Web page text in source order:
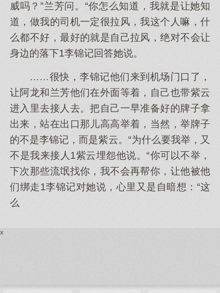
威吗？”兰芳问。“你怎么知道，我就是让她知
道，做我的司机一定很拉风，我这个人嘛，什
么都不好，最好的就是自己拉风，绝对不会让
身边的落下1李锦记回答她说。
……很快，李锦记他们来到机场门口了，
让阿龙和兰芳他们在外面等着，自己也带紫云
进入里去接人去。把自己一早准备好的牌子拿
出来，站在出口那儿高高举着，当然，举牌子
的不是李锦记，而是紫云。“为什么要我举，又
不是我来接人1紫云埋怨他说。“你可以不举，
下次那些流氓找你，我不会再帮你，让他被他
们绑走1李锦记对她说，心里又是自暗想：“这
么
x